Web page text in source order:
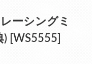
ーシングミ
[WS5555]